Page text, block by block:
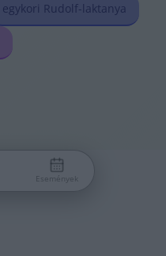
egykori Rudolf-laktanya
Események